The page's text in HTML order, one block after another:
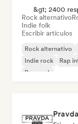
&gt; 2400
Rock alternativo
Indie folk
Escribir artículos
Rock alternativo
Indie rock
Rap
Pop rock